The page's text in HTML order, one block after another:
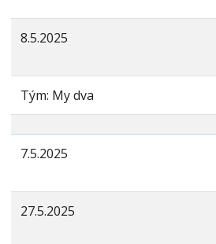
8.5.2025
Tým: My dva
7.5.2025
27.5.2025